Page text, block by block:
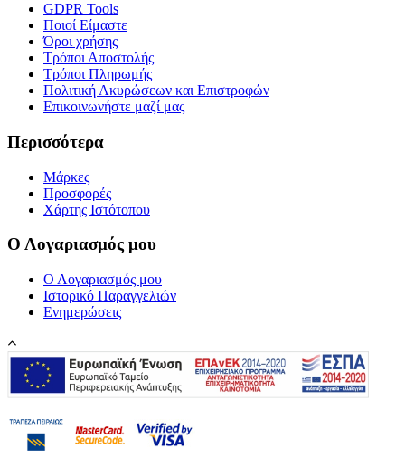
GDPR Tools
Ποιοί Είμαστε
Όροι χρήσης
Τρόποι Αποστολής
Τρόποι Πληρωμής
Πολιτική Ακυρώσεων και Επιστροφών
Επικοινωνήστε μαζί μας
Περισσότερα
Μάρκες
Προσφορές
Χάρτης Ιστότοπου
Ο Λογαριασμός μου
Ο Λογαριασμός μου
Ιστορικό Παραγγελιών
Ενημερώσεις